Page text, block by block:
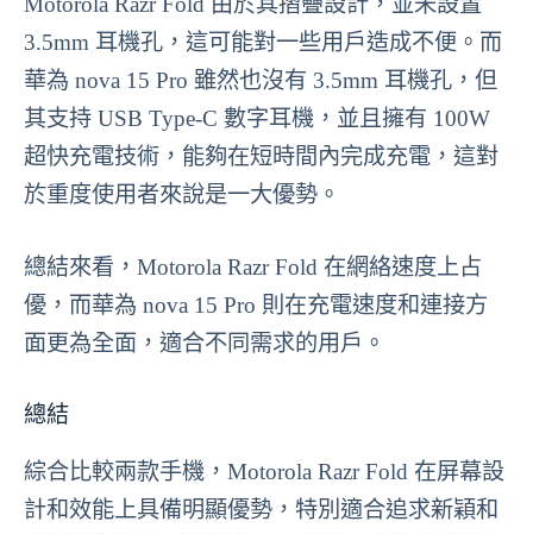
3.5mm 耳機孔，這可能對一些用戶造成不便。而
華為 nova 15 Pro 雖然也沒有 3.5mm 耳機孔，但
其支持 USB Type-C 數字耳機，並且擁有 100W
超快充電技術，能夠在短時間內完成充電，這對
於重度使用者來說是一大優勢。
總結來看，Motorola Razr Fold 在網絡速度上占
優，而華為 nova 15 Pro 則在充電速度和連接方
面更為全面，適合不同需求的用戶。
總結
綜合比較兩款手機，Motorola Razr Fold 在屏幕設
計和效能上具備明顯優勢，特別適合追求新穎和